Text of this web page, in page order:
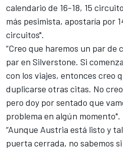
calendario de 16-18, 15
más pesimista, apostaría por
circuitos".
“Creo que haremos un par de
par en Silverstone. Si
con los viajes, entonces creo
duplicarse otras citas. No
pero doy por sentado que
problema en algún momento".
“Aunque Austria está listo y
puerta cerrada, no sabemos